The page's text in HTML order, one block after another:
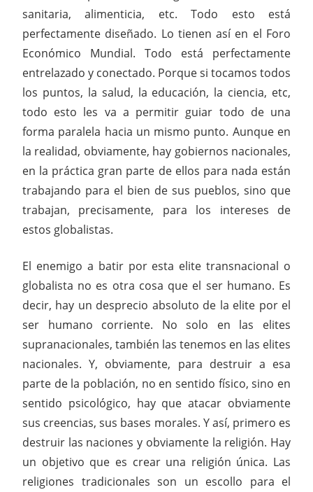
sanitaria, alimenticia, etc. Todo esto está
perfectamente diseñado. Lo tienen así en el Foro
Económico Mundial. Todo está perfectamente
entrelazado y conectado. Porque si tocamos todos
los puntos, la salud, la educación, la ciencia, etc,
todo esto les va a permitir guiar todo de una
forma paralela hacia un mismo punto. Aunque en
la realidad, obviamente, hay gobiernos nacionales,
en la práctica gran parte de ellos para nada están
trabajando para el bien de sus pueblos, sino que
trabajan, precisamente, para los intereses de
estos globalistas.
El enemigo a batir por esta elite transnacional o
globalista no es otra cosa que el ser humano. Es
decir, hay un desprecio absoluto de la elite por el
ser humano corriente. No solo en las elites
supranacionales, también las tenemos en las elites
nacionales. Y, obviamente, para destruir a esa
parte de la población, no en sentido físico, sino en
sentido psicológico, hay que atacar obviamente
sus creencias, sus bases morales. Y así, primero es
destruir las naciones y obviamente la religión. Hay
un objetivo que es crear una religión única. Las
religiones tradicionales son un escollo para el